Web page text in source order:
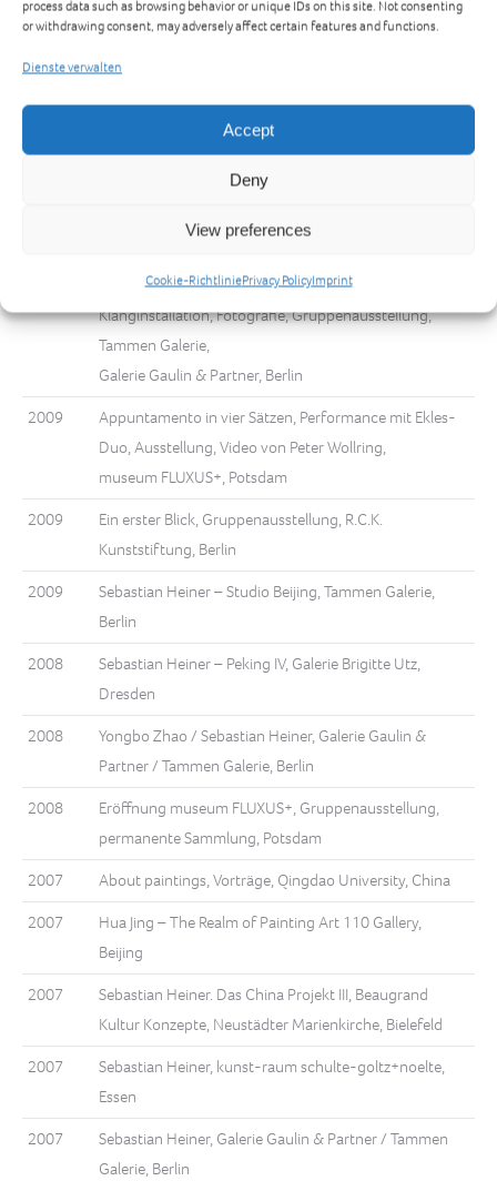
process data such as browsing behavior or unique IDs on this site. Not consenting
or withdrawing consent, may adversely affect certain features and functions.
Dienste verwalten
Accept
Deny
View preferences
Cookie-RichtliniePrivacy PolicyImprint
2010
A Dialogue between East and West,
Gruppenausstellung, For Art Gallery, Shanghai
2010
Highlights zur Kulturhauptstadt, Gruppenausstellung,
kunst-raum schulte-goltz+noelte, Essen
Chameleon to the North – Five Painters from Berlin,
Haugesund/Norwegen
Malerei, Zeichnung, Skulptur, Keramik,
Klanginstallation, Fotografie, Gruppenausstellung,
Tammen Galerie,
Galerie Gaulin & Partner, Berlin
2009
Appuntamento in vier Sätzen, Performance mit Ekles-
Duo, Ausstellung, Video von Peter Wollring,
museum FLUXUS+, Potsdam
2009
Ein erster Blick, Gruppenausstellung, R.C.K.
Kunststiftung, Berlin
2009
Sebastian Heiner – Studio Beijing, Tammen Galerie,
Berlin
2008
Sebastian Heiner – Peking IV, Galerie Brigitte Utz,
Dresden
2008
Yongbo Zhao / Sebastian Heiner, Galerie Gaulin &
Partner / Tammen Galerie, Berlin
2008
Eröffnung museum FLUXUS+, Gruppenausstellung,
permanente Sammlung, Potsdam
2007
About paintings, Vorträge, Qingdao University, China
2007
Hua Jing – The Realm of Painting Art 110 Gallery,
Beijing
2007
Sebastian Heiner. Das China Projekt III, Beaugrand
Kultur Konzepte, Neustädter Marienkirche, Bielefeld
2007
Sebastian Heiner, kunst-raum schulte-goltz+noelte,
Essen
2007
Sebastian Heiner, Galerie Gaulin & Partner / Tammen
Galerie, Berlin